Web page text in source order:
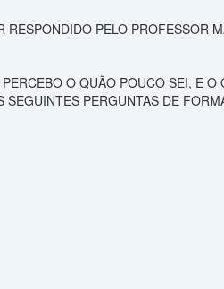
PELO PROFESSOR
O QUÃO POUCO SEI, E O
PERGUNTAS DE